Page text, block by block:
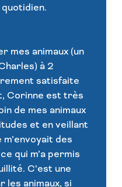
mes animaux (un
à 2
satisfaite
Corinne est très
de mes animaux
et en veillant
des
qui m’a permis
C’est une
les animaux, si